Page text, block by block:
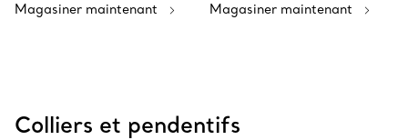
Magasiner maintenant Magasiner maintenant
Colliers et pendentifs